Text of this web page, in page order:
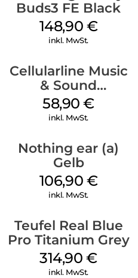
eine Verbindung zu deinen
der Mehrfachverbindung
zu mehreren Quellen
Buds3 FE Black
148,90 €
inkl. MwSt.
Cellularline Music
& Sound
Bluetooth
Headphone MAXI
58,90€
inkl. MwSt.
Nothing ear (a)
Gelb
106,90 €
inkl. MwSt.
Teufel Real Blue
Pro Titanium Grey
314,90€
inkl. MwSt.